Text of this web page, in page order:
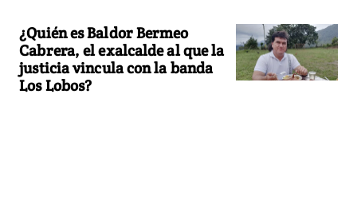
¿Quién es Baldor Bermeo
Cabrera, el exalcalde al que la
justicia vincula con la banda
Los Lobos?